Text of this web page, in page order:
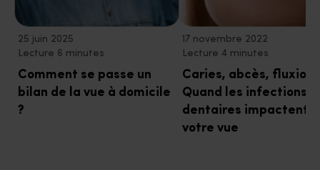
25 juin 2025
Lecture 6 minutes
Comment se passe un
bilan de la vue à domicile
?
17 novembre 2022
Lecture 4 minutes
Caries, abcès,
Quand les infections
dentaires impactent
votre vue